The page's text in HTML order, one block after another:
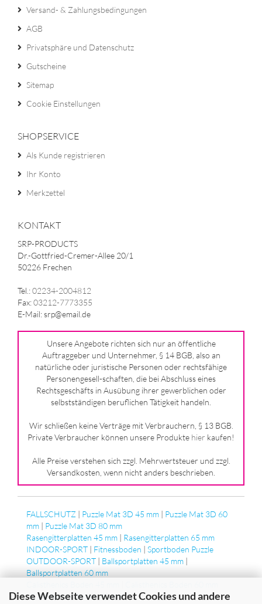
Diese Webseite verwendet Cookies und andere
Versand- & Zahlungsbedingungen
AGB
Privatsphäre und Datenschutz
Gutscheine
Sitemap
Cookie Einstellungen
SHOPSERVICE
Als Kunde registrieren
Ihr Konto
Merkzettel
KONTAKT
SRP-PRODUCTS
Dr.-Gottfried-Cremer-Allee 20/1
50226 Frechen
Tel.:02234-2004812
Fax:03212-7773355
E-Mail: srp@email.de
Unsere Angebote richten sich nur an öffentliche
Auftraggeber und Unternehmer, § 14 BGB, also an
natürliche oder juristische Personen oder rechtsfähige
Personengesell-schaften, die bei Abschluss eines
Rechtsgeschäfts in Ausübung ihrer gewerblichen oder
selbstständigen beruflichen Tätigkeit handeln.
Wir schließen keine Verträge mit Verbrauchern, § 13 BGB.
Private Verbraucher können unsere Produkte hier kaufen!
Alle Preise verstehen sich zzgl. Mehrwertsteuer und zzgl.
Versandkosten, wenn nicht anders beschrieben.
FALLSCHUTZ | Puzzle Mat 3D 45 mm | Puzzle Mat 3D 60
mm | Puzzle Mat 3D 80 mm
Rasengitterplatten 45 mm | Rasengitterplatten 65 mm
INDOOR-SPORT | Fitnessboden | Sportboden Puzzle
OUTDOOR-SPORT | Ballsportplatten 45 mm |
Ballsportplatten 60 mm
|Calisthenics Boden 80 mm